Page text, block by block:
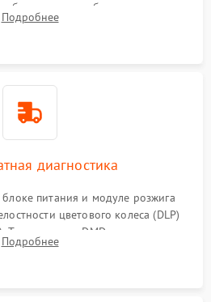
блока питания, балласта лампы и
наличие прогаров или вздутых
Подробнее
диагностика
питания и модуле розжига
цветового колеса (DLP)
Тестирование DMD-чипа, датчиков
с помощью мультиметра и
Подробнее